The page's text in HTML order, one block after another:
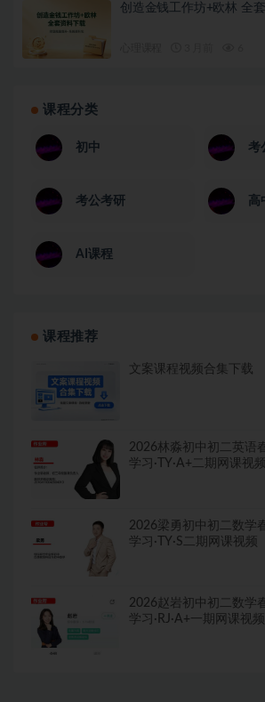
创造金钱工作坊+欧林 全
课程分类
初中 考
考公考研 高
AI课程
课程推荐
文案课程视频合集下载
2026林淼初中初二英语
学习·TY·A+二期网课视频
2026梁勇初中初二数学
学习·TY·S二期网课视频
2026赵岩初中初二数学
学习·RJ·A+一期网课视频